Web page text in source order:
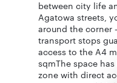
between city life
Agatowa streets,
around the corner
transport stops
access to the A4
sqmThe space
zone with direct